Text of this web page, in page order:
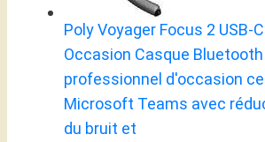
Poly Voyager Focus 2 USB-
Occasion Casque
professionnel d'occasion
Microsoft Teams avec
du bruit et